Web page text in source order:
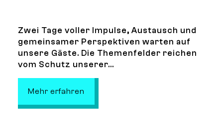
Zwei Tage voller Impulse, Austausch und
gemeinsamer Perspektiven warten auf
unsere Gäste. Die Themenfelder reichen
vom Schutz unserer...
Mehr erfahren